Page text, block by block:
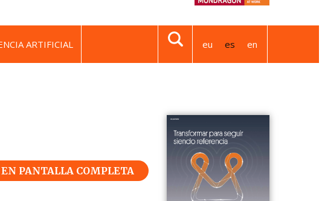
ARTIFICIAL eu es en
PANTALLA COMPLETA